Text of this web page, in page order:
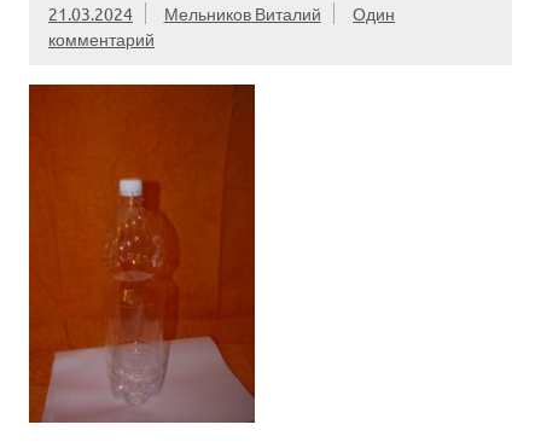
21.03.2024 Мельников Виталий
Один
комментарий